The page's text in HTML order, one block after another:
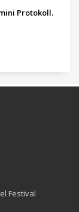
Protokoll.
Festival